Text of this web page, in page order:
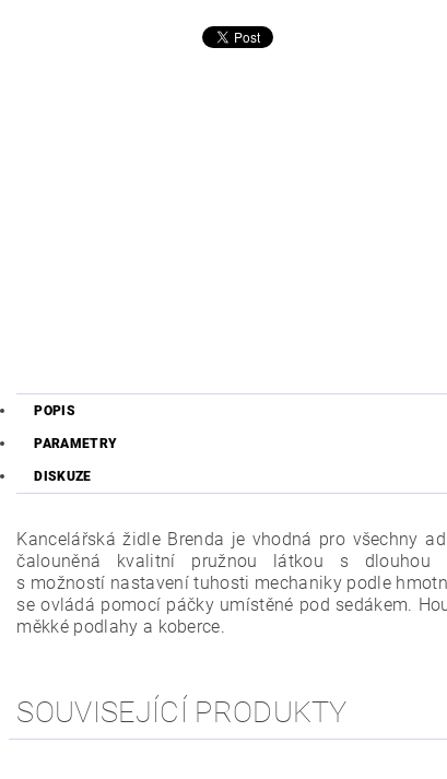
POPIS
PARAMETRY
DISKUZE
Kancelářská židle Brenda je vhodná pro všechny
čalouněná kvalitní pružnou látkou s dlouhou
s možností nastavení tuhosti mechaniky podle
se ovládá pomocí páčky umístěné pod sedákem.
měkké podlahy a koberce.
SOUVISEJÍCÍ PRODUKTY